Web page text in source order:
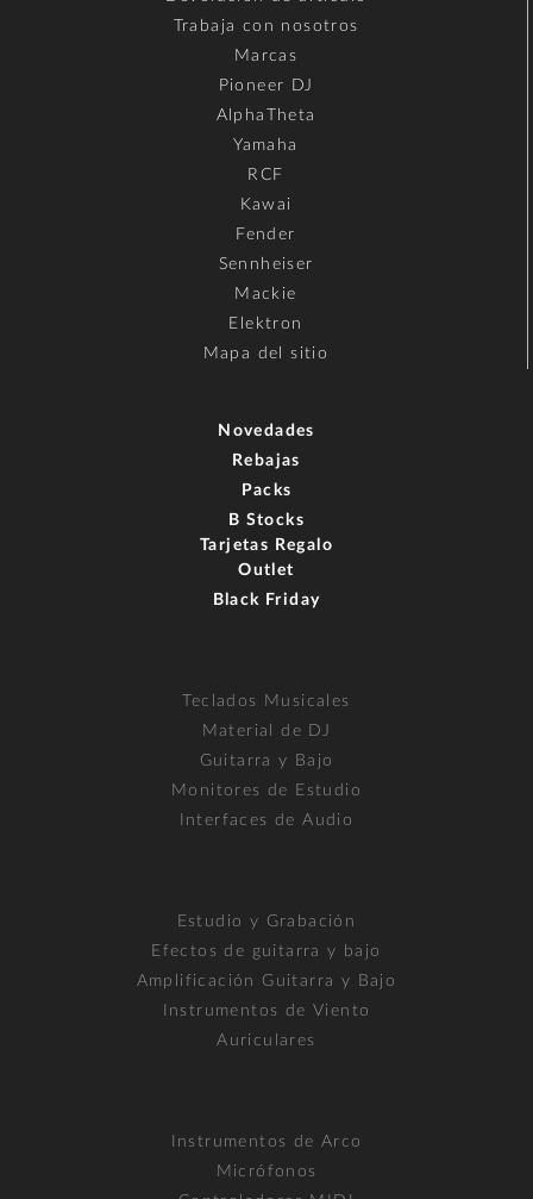
Trabaja con nosotros
Marcas
Pioneer DJ
AlphaTheta
Yamaha
RCF
Kawai
Fender
Sennheiser
Mackie
Elektron
Mapa del sitio
Novedades
Rebajas
Packs
B Stocks
Tarjetas Regalo
Outlet
Black Friday
Teclados Musicales
Material de DJ
Guitarra y Bajo
Monitores de Estudio
Interfaces de Audio
Estudio y Grabación
Efectos de guitarra y bajo
Amplificación Guitarra y Bajo
Instrumentos de Viento
Auriculares
Instrumentos de Arco
Micrófonos